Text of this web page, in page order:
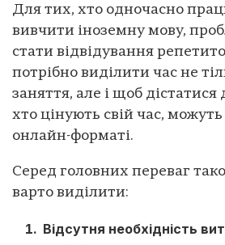
Для тих, хто одночасно
вивчити іноземну мову,
стати відвідування
потрібно виділити час не
заняття, але і щоб дістатися
хто цінують свій час,
онлайн-форматі.
Серед головних переваг
варто виділити:
Відсутня необхідність